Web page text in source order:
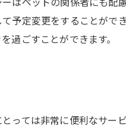
はペットの関係者にも配
予定変更をすることがで
過ごすことができます。
っては非常に便利なサ